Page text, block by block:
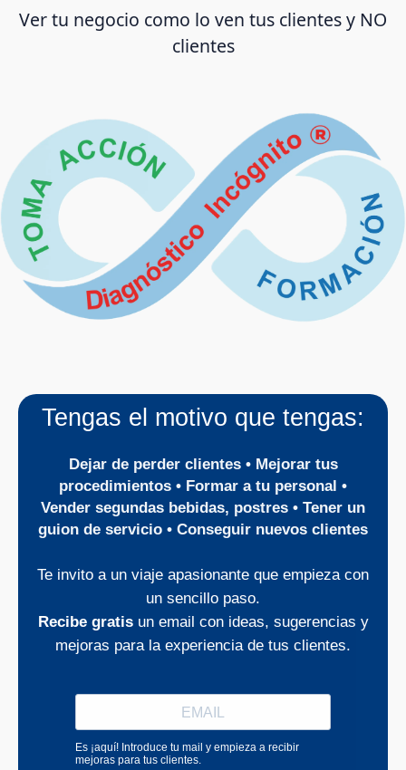
Ver tu negocio como lo ven tus clientes y NO
clientes
Tengas el motivo que tengas:
Dejar de perder clientes • Mejorar tus
procedimientos • Formar a tu personal •
Vender segundas bebidas, postres • Tener un
guion de servicio • Conseguir nuevos clientes
Te invito a un viaje apasionante que empieza con
un sencillo paso.
Recibe gratisun email con ideas, sugerencias y
mejoras para la experiencia de tus clientes.